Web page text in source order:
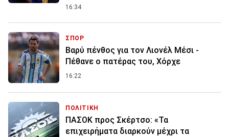
16:34
ΣΠΟΡ
Βαρύ πένθος για τον Λιονέλ Μέσι -
Πέθανε ο πατέρας του, Χόρχε
16:22
ΠΟΛΙΤΙΚΗ
ΠΑΣΟΚ προς Σκέρτσο: «Τα
επιχειρήματα διαρκούν μέχρι τα